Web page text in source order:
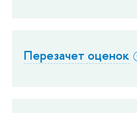
Перезачет оценок